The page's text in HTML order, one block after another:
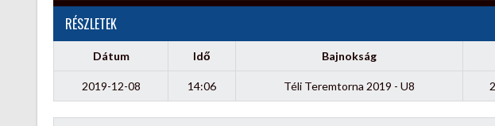
RÉSZLETEK
Dátum Idő Bajnokság
2019-12-08 14:06 Téli Teremtorna 2019 - U8